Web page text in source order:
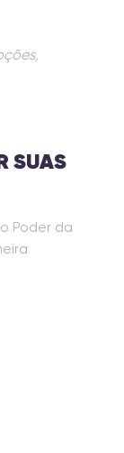
,
SUAS
Poder da